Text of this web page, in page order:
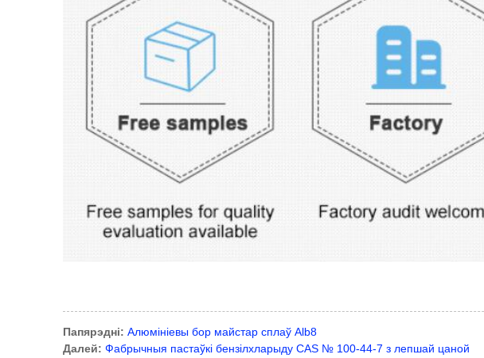
Папярэдні: Алюмініевы бор майстар сплаў Alb8
Далей: Фабрычныя пастаўкі бензілхларыду CAS № 100-44-7 з лепшай цаной